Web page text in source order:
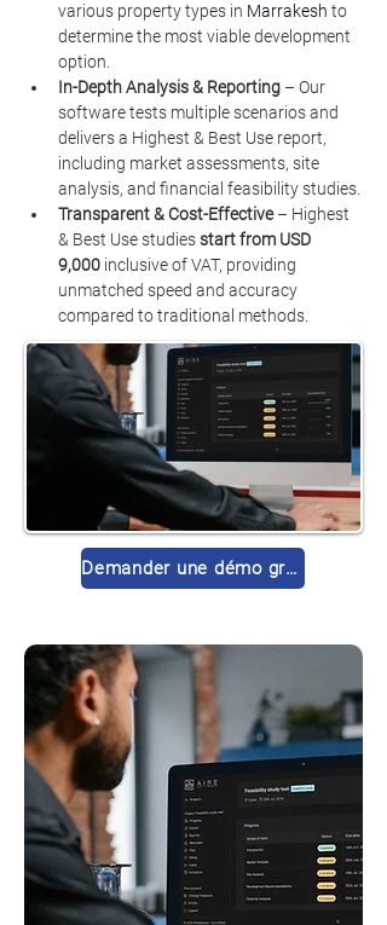
various property types in Marrakesh to
determine the most viable development
option.
In-Depth Analysis & Reporting – Our
software tests multiple scenarios and
delivers a Highest & Best Use report,
including market assessments, site
analysis, and financial feasibility studies.
Transparent & Cost-Effective – Highest
& Best Use studies start from USD
9,000 inclusive of VAT, providing
unmatched speed and accuracy
compared to traditional methods.
Demander une démo gratuite